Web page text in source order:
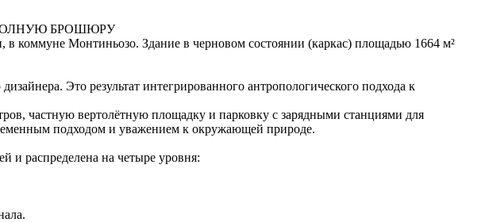
БРОШЮРУ
коммуне Монтиньозо. Здание в черновом состоянии (каркас) площадью 1664 м²
Это результат интегрированного антропологического подхода к
частную вертолётную площадку и парковку с зарядными станциями для
подходом и уважением к окружающей природе.
и распределена на четыре уровня: